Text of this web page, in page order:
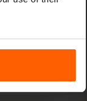
nowych